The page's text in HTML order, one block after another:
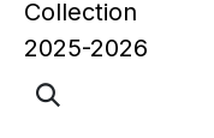
Collection
2025-2026